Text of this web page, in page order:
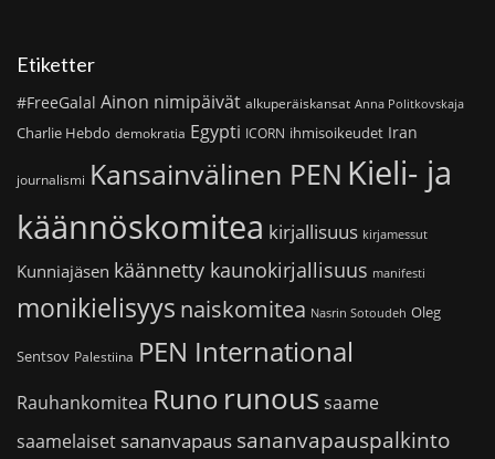
Etiketter
#FreeGalal Ainon nimipäivät alkuperäiskansat Anna Politkovskaja
Charlie Hebdo demokratia Egypti ICORN ihmisoikeudet Iran
journalismi Kansainvälinen PEN Kieli- ja
käännöskomitea kirjallisuus kirjamessut
Kunniajäsen käännetty kaunokirjallisuus manifesti
monikielisyys naiskomitea Nasrin Sotoudeh Oleg
Sentsov Palestiina PEN International
Rauhankomitea Runo runoussaame
saamelaiset sananvapaus sananvapauspalkinto